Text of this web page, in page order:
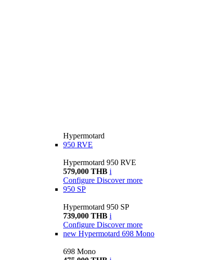
Hypermotard
950 RVE
Hypermotard 950 RVE
579,000 THB i
Configure Discover more
950 SP
Hypermotard 950 SP
739,000 THB i
Configure Discover more
new Hypermotard 698 Mono
698 Mono